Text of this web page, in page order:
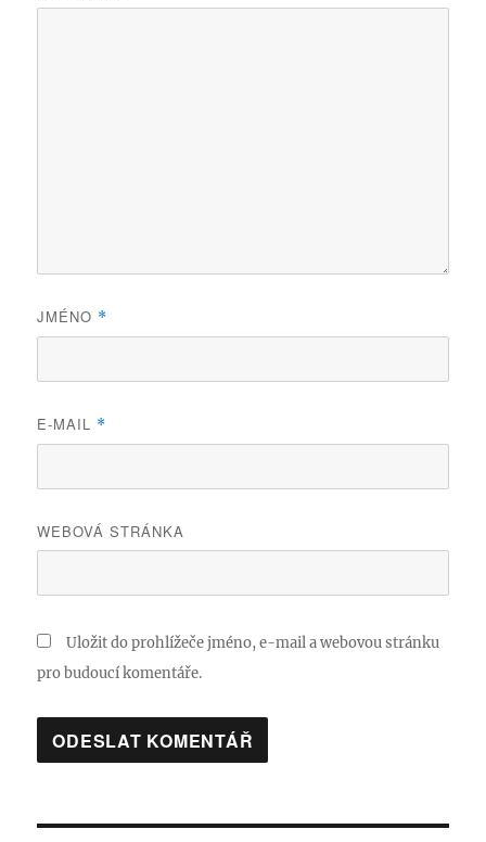
JMÉNO *
E-MAIL *
WEBOVÁ STRÁNKA
Uložit do prohlížeče jméno, e-mail a webovou stránku
pro budoucí komentáře.